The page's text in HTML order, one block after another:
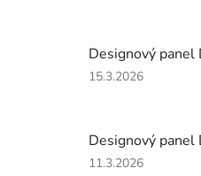
z
5
Designový panel
Hodnocení
z
5
15.3.2026
Designový
Hodnocení
11.3.2026